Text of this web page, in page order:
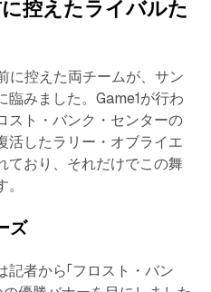
控えたライバルた
に控えた両チームが、サン
臨みました。Game1が行わ
スト・バンク・センターの
活したラリー・オブライエ
ており、それだけでこの舞
ズ
者から「フロスト・バン